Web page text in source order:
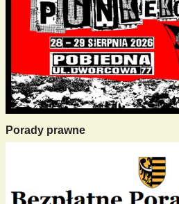
Porady prawne